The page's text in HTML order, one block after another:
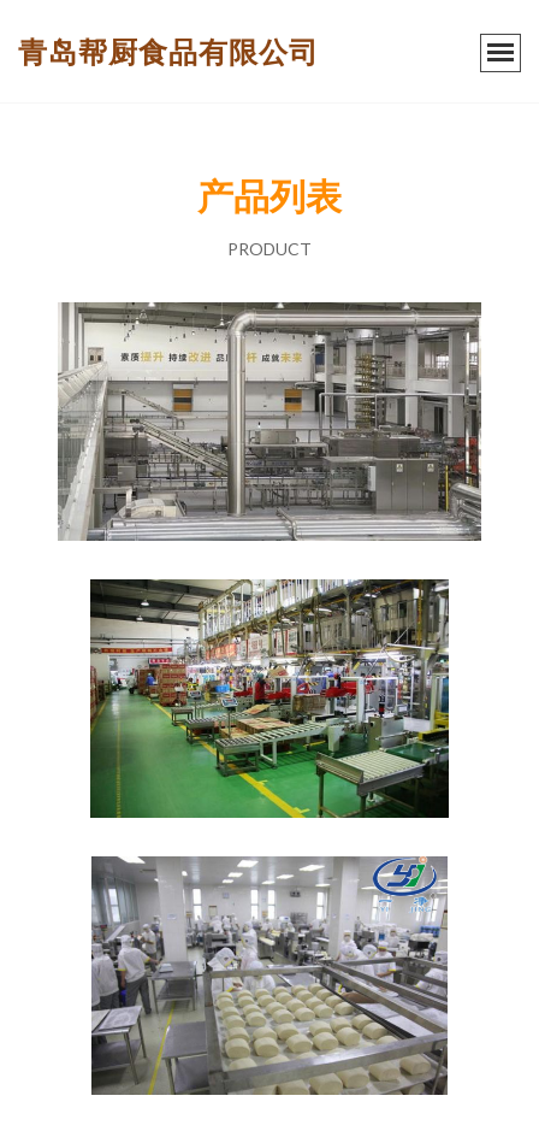
青岛帮厨食品有限公司
产品列表
PRODUCT